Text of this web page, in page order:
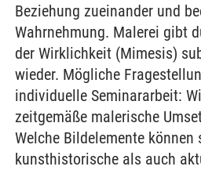
Beziehung zueinander und
Wahrnehmung. Malerei gibt
der Wirklichkeit (Mimesis)
wieder. Mögliche
individuelle Seminararbeit:
zeitgemäße malerische
Welche Bildelemente können
kunsthistorische als auch